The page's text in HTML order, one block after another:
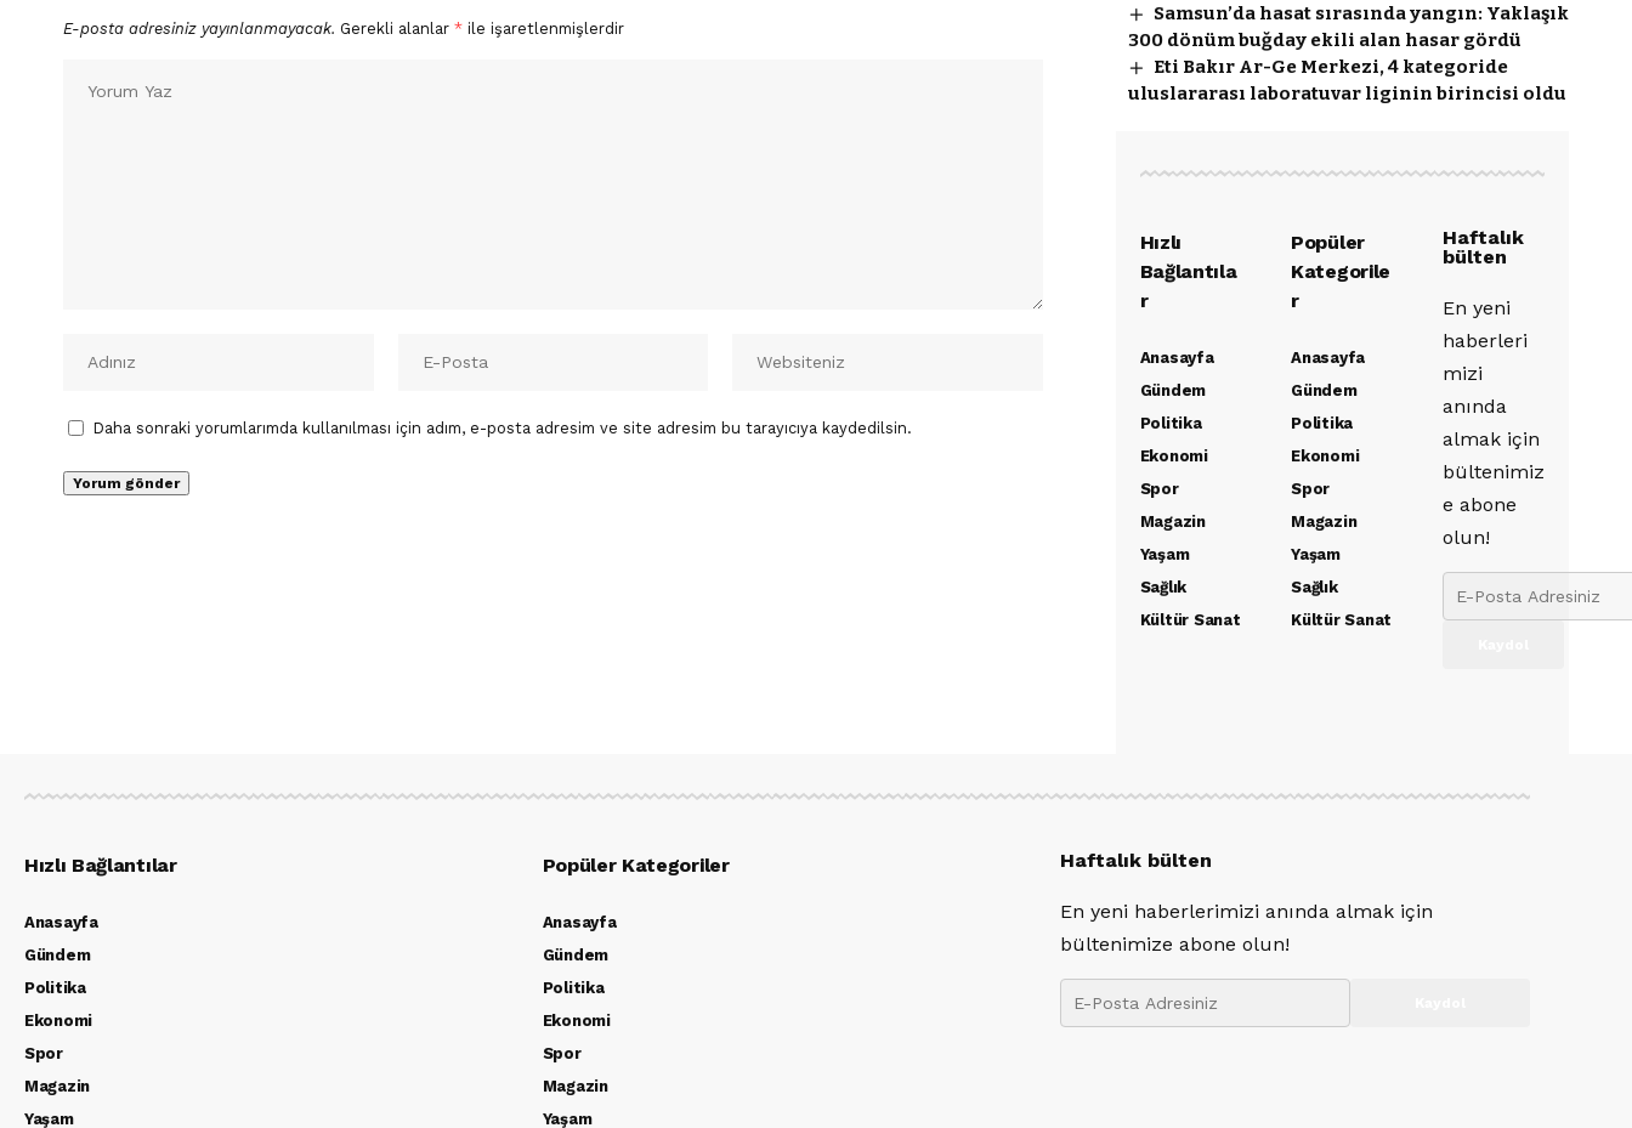
E-posta adresiniz yayınlanmayacak. Gerekli alanlar * ile işaretlenmişlerdir
Daha sonraki yorumlarımda kullanılması için adım, e-posta adresim ve site adresim bu tarayıcıya kaydedilsin.
Samsun’da hasat sırasında yangın: Yaklaşık
300 dönüm buğday ekili alan hasar gördü
Eti Bakır Ar-Ge Merkezi, 4 kategoride
uluslararası laboratuvar liginin birincisi oldu
Hızlı
Bağlantıla
r
Anasayfa
Gündem
Politika
Ekonomi
Spor
Magazin
Yaşam
Sağlık
Kültür Sanat
Popüler
Kategorile
r
Anasayfa
Gündem
Politika
Ekonomi
Spor
Magazin
Yaşam
Sağlık
Kültür Sanat
Haftalık
bülten
En yeni
haberleri
mizi
anında
almak için
bültenimiz
e abone
olun!
Hızlı Bağlantılar
Anasayfa
Gündem
Politika
Ekonomi
Spor
Magazin
Yaşam
Popüler Kategoriler
Anasayfa
Gündem
Politika
Ekonomi
Spor
Magazin
Yaşam
Haftalık bülten
En yeni haberlerimizi anında almak için
bültenimize abone olun!